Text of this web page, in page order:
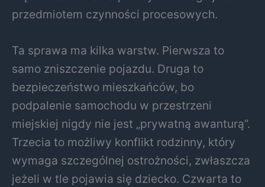
przedmiotem czynności procesowych.
Ta sprawa ma kilka warstw. Pierwsza to
samo zniszczenie pojazdu. Druga to
bezpieczeństwo mieszkańców, bo
podpalenie samochodu w przestrzeni
miejskiej nigdy nie jest „prywatną awanturą”.
Trzecia to możliwy konflikt rodzinny, który
wymaga szczególnej ostrożności, zwłaszcza
jeżeli w tle pojawia się dziecko. Czwarta to